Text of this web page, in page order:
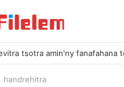
handrehitra